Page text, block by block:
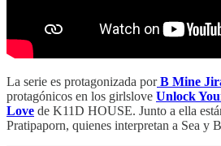
La serie es protagonizada por B Mine
protagónicos en los girlslove Unlock
Love de K11D HOUSE. Junto a ella
Pratipaporn, quienes interpretan a Sea y